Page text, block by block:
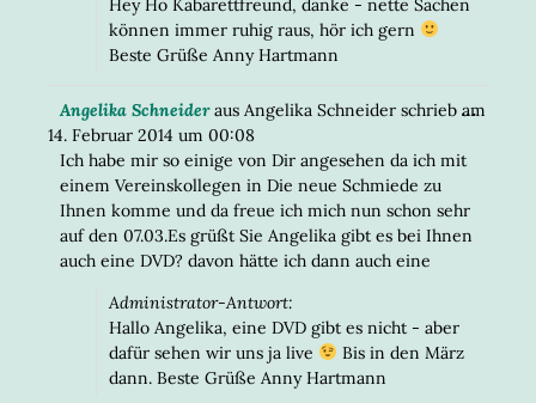
Hey Ho Kabarettfreund, danke - nette Sachen
können immer ruhig raus, hör ich gern
Beste Grüße Anny Hartmann
Angelika Schneider aus Angelika Schneider schrieb am
14. Februar 2014 um 00:08
Ich habe mir so einige von Dir angesehen da ich mit
einem Vereinskollegen in Die neue Schmiede zu
Ihnen komme und da freue ich mich nun schon sehr
auf den 07.03.Es grüßt Sie Angelika gibt es bei Ihnen
auch eine DVD? davon hätte ich dann auch eine
Administrator-Antwort:
Hallo Angelika, eine DVD gibt es nicht - aber
dafür sehen wir uns ja live
Bis in den März
dann. Beste Grüße Anny Hartmann
...DIESE